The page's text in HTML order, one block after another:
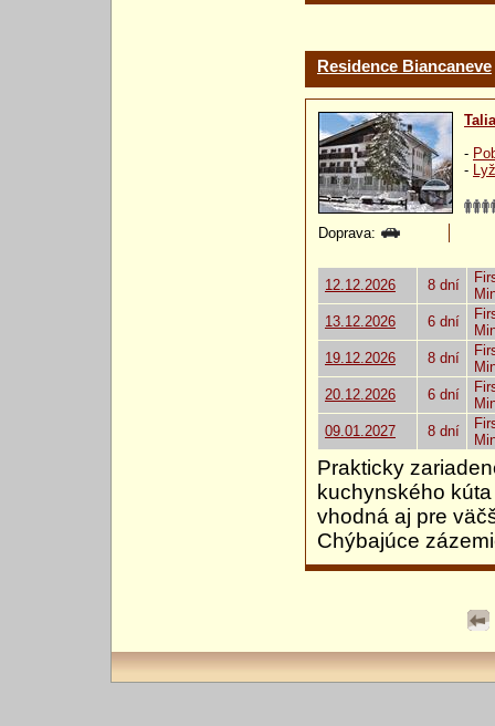
Residence Biancaneve
-
-
Doprava:
12.12.2026 8 dní
13.12.2026
6 dní
19.12.2026
8 dní
20.12.2026
6 dní
09.01.2027
8 dní
Prakticky
kuchynského
vhodná aj pre
Chýbajúce